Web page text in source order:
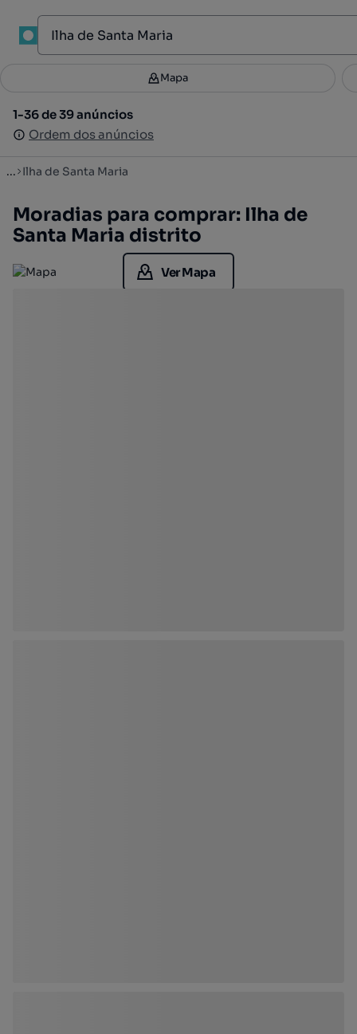
Filtros 2
1-36 de 39 anúncios
Ordem dos anúncios
Mapa
1-36 de 39 anúncios
Ordem dos anúncios
... Ilha de Santa Maria
Moradias para comprar: Ilha de
Santa Maria distrito
Ver Mapa